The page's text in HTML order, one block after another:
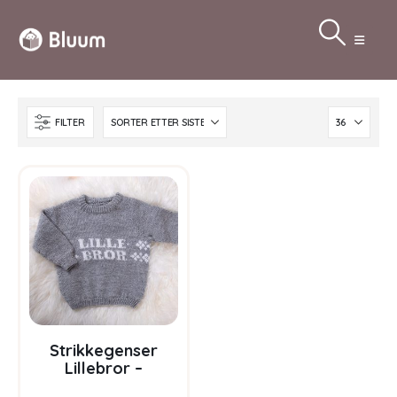
FILTER
Strikkegenser
Lillebror –